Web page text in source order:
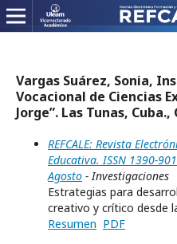
Vargas Suárez, Sonia,
Vocacional de Ciencias
Jorge”. Las Tunas, Cuba.,
REFCALE: Revista
Educativa. ISSN 1390-
Agosto - Investigaciones
Estrategias para
creativo y crítico desde
Resumen PDF